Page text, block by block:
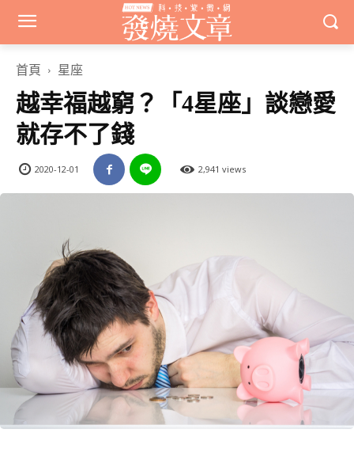
首頁 星座
越幸福越窮？「4星座」談戀愛
就存不了錢
2020-12-01 2,941 views